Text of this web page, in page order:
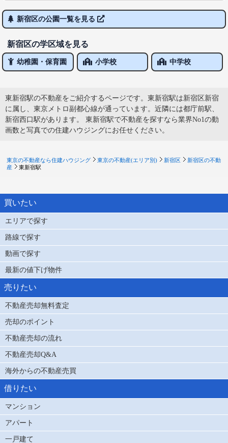
新宿区の公園一覧を見る
新宿区の学区域を見る
幼稚園・保育園 小学校 中学校
東新宿駅の不動産をご紹介するページです。東新宿駅は新宿区新宿
に属し、東京メトロ副都心線が通っています。近隣には都庁前駅、
新宿西口駅があります。 東新宿駅で不動産を探すなら業界No1の動
画数と写真での住建ハウジングにお任せください。
東京の不動産なら住建ハウジング 東京の不動産(エリア別) 新宿区
新宿区の不動
産
東新宿駅
買いたい
エリアで探す
路線で探す
動画で探す
最新の値下げ物件
売りたい
不動産売却無料査定
売却のポイント
不動産売却の流れ
不動産売却Q&A
海外からの不動産売買
借りたい
マンション
アパート
一戸建て